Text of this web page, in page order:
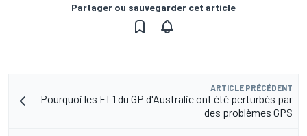
Partager ou sauvegarder cet article
ARTICLE PRÉCÉDENT
Pourquoi les EL1 du GP d'Australie ont été perturbés par
des problèmes GPS